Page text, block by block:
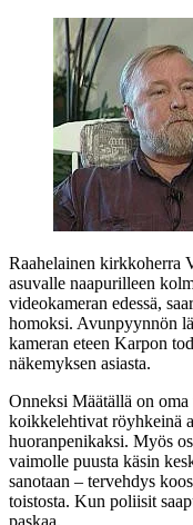
Raahelainen kirkkoherra
asuvalle naapurilleen
videokameran edessä,
homoksi. Avunpyynnön
kameran eteen Karpon
näkemyksen asiasta.
Onneksi Määtällä on
koikkelehtivat röyhkeinä
huoranpenikaksi. Myös
vaimolle puusta käsin
sanotaan – tervehdys
toistosta. Kun poliisit
paskaa.